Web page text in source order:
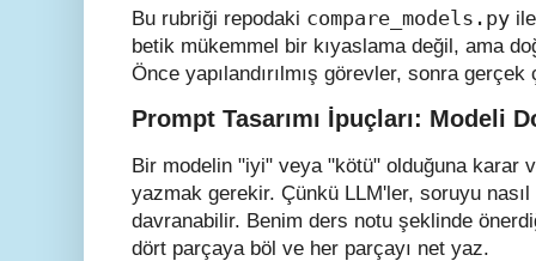
Bu rubriği repodaki compare_models.py
betik mükemmel bir kıyaslama değil, ama
Önce yapılandırılmış görevler, sonra gerçek
Prompt Tasarımı İpuçları: Modeli
Bir modelin "iyi" veya "kötü" olduğuna karar
yazmak gerekir. Çünkü LLM'ler, soruyu
davranabilir. Benim ders notu şeklinde
dört parçaya böl ve her parçayı net yaz.